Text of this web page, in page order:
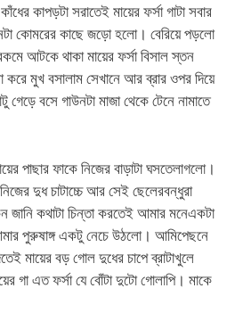
কাপড়টা সরাতেই মায়ের ফর্সা গাটা সবার
কোমরের কাছে জড়ো হলো। বেরিয়ে পড়লো
আটকে থাকা মায়ের ফর্সা বিসাল স্তন
মুখ বসালাম সেখানে আর ব্রার ওপর দিয়ে
গেড়ে বসে গাউনটা মাজা থেকে টেনে নামাতে
পাছার ফাকে নিজের বাড়াটা ঘসতেলাগলো।
দুধ চাটাচ্চে আর সেই ছেলেরবন্ধুরা
জানি কথাটা চিন্তা করতেই আমার মনেএকটা
পুরুষাঙ্গ একটু নেচে উঠলো। আমিপেছনে
মায়ের বড় গোল দুধের চাপে ব্রাটাখুলে
গা এত ফর্সা যে বোঁটা দুটো গোলাপি। মাকে